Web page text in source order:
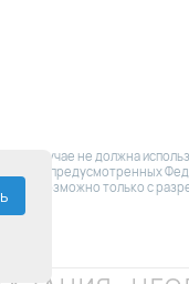
случае не должна
предусмотренных
возможно только с